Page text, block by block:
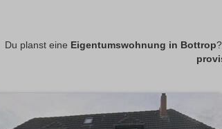
Du planst eine Eigentumswohnung in Bottrop